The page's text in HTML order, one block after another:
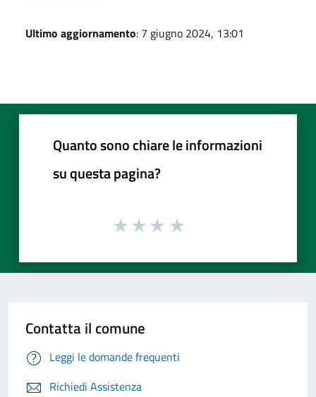
Ultimo aggiornamento: 7 giugno 2024, 13:01
Quanto sono chiare le informazioni
su questa pagina?
Contatta il comune
Leggi le domande frequenti
Richiedi Assistenza